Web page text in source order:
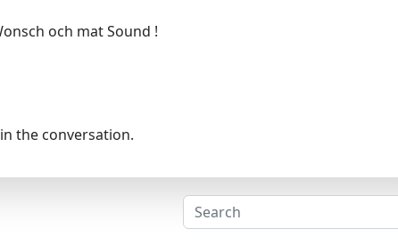
och mat Sound !
the conversation.